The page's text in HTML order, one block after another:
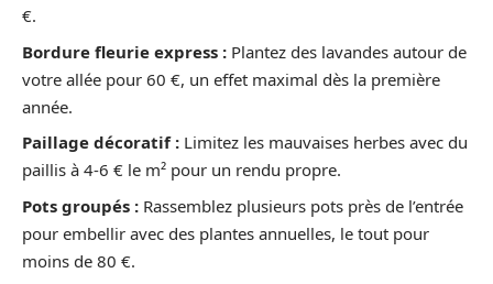
€.
Bordure fleurie express : Plantez des lavandes autour de
votre allée pour 60 €, un effet maximal dès la première
année.
Paillage décoratif : Limitez les mauvaises herbes avec du
paillis à 4-6 € le m² pour un rendu propre.
Pots groupés : Rassemblez plusieurs pots près de l’entrée
pour embellir avec des plantes annuelles, le tout pour
moins de 80 €.